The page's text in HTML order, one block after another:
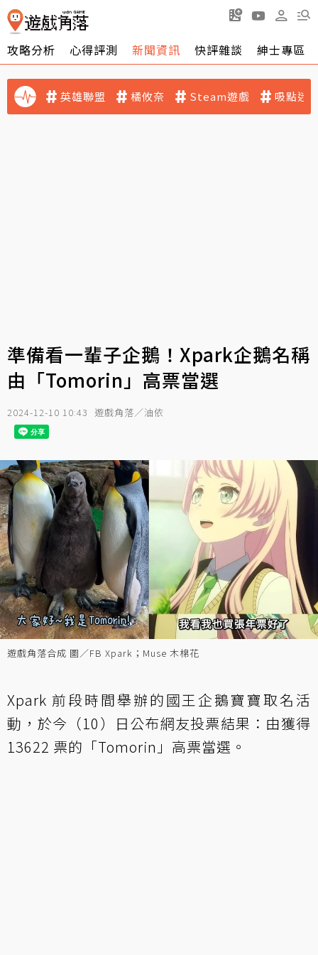
攻略分析 心得評測 新聞資訊 快評雜談 紳士專區
英雄聯盟 橘攸奈 Steam遊戲 吸點迷
準備看一輩子企鵝！Xpark企鵝名稱
由「Tomorin」高票當選
2024-12-10 10:43 遊戲角落／油依
遊戲角落合成 圖／FB Xpark；Muse 木棉花
Xpark 前段時間舉辦的國王企鵝寶寶取名活
動，於今（10）日公布網友投票結果：由獲得
13622 票的「Tomorin」高票當選。